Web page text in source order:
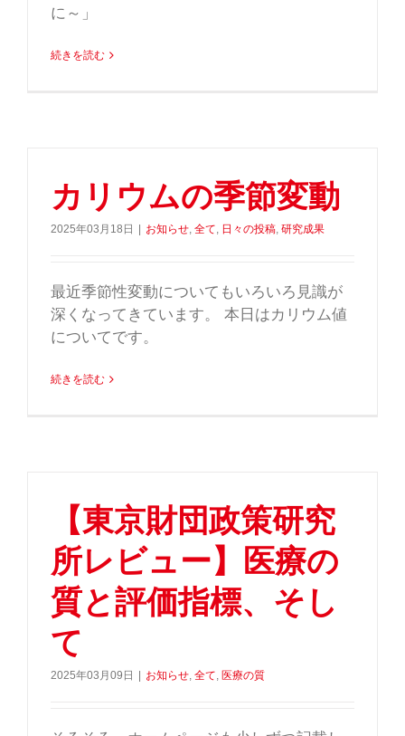
に～」
続きを読む
カリウムの季節変動
2025年03月18日 お知らせ, 全て, 日々の投稿, 研究成果
最近季節性変動についてもいろいろ見識が
深くなってきています。 本日はカリウム値
についてです。
続きを読む
【東京財団政策研究
所レビュー】医療の
質と評価指標、そし
て
2025年03月09日 お知らせ, 全て, 医療の質